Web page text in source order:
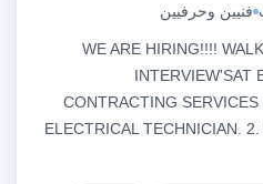
فنيين وحرفيين
WE ARE HIRING!!!!
INTERVIEW'SAT
CONTRACTING SERVICES
ELECTRICAL TECHNICIAN.